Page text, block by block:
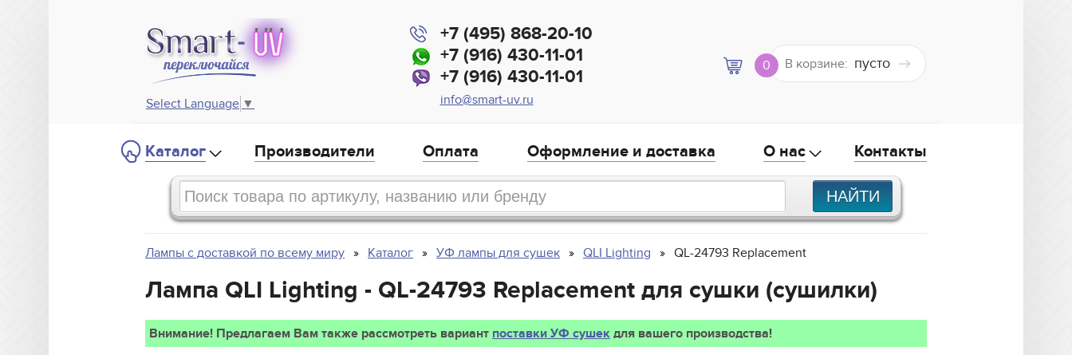
Select Language ▼
+7 (495) 868-20-10
+7 (916) 430-11-01
+7 (916) 430-11-01
info@smart-uv.ru
0 В корзине: пусто
Каталог Производители Оплата Оформление и доставка О нас Контакты
Лампы с доставкой по всему миру Каталог УФ лампы для сушек QLI Lighting QL-24793 Replacement
Лампа QLI Lighting - QL-24793 Replacement для сушки (сушилки)
Внимание! Предлагаем Вам также рассмотреть вариант поставки УФ сушек для вашего производства!